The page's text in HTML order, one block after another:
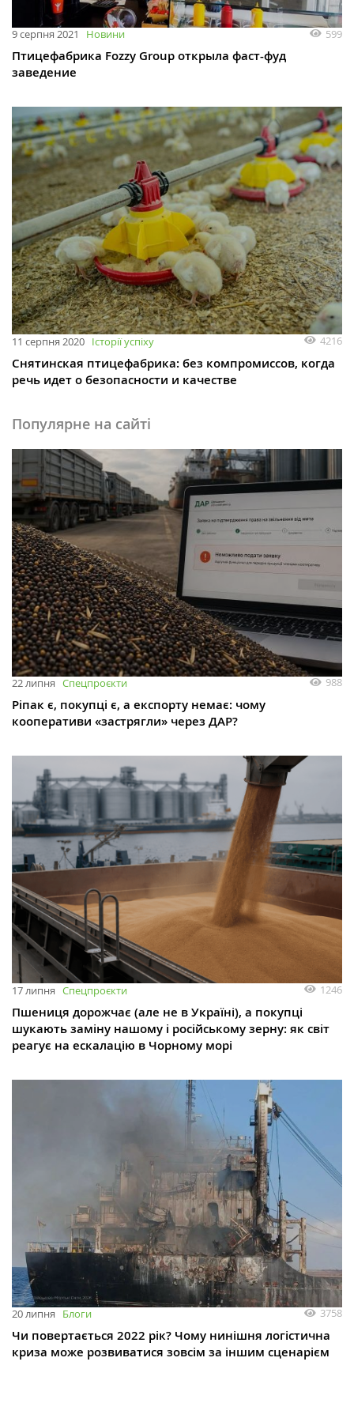
9 серпня 2021 Новини 599
Птицефабрика Fozzy Group открыла фаст-фуд
заведение
11 серпня 2020 Історії успіху 4216
Снятинская птицефабрика: без компромиссов, когда
речь идет о безопасности и качестве
Популярне на сайті
22 липня Спецпроєкти 988
Ріпак є, покупці є, а експорту немає: чому
кооперативи «застрягли» через ДАР?
17 липня Спецпроєкти 1246
Пшениця дорожчає (але не в Україні), а покупці
шукають заміну нашому і російському зерну: як світ
реагує на ескалацію в Чорному морі
20 липня Блоги 3758
Чи повертається 2022 рік? Чому нинішня логістична
криза може розвиватися зовсім за іншим сценарієм